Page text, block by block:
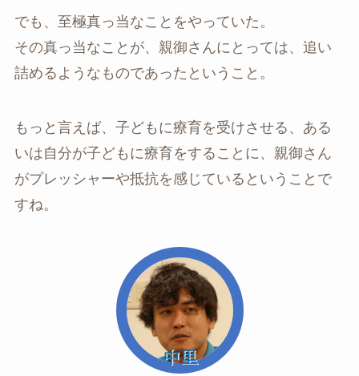
でも、至極真っ当なことをやっていた。
その真っ当なことが、親御さんにとっては、追い
詰めるようなものであったということ。
もっと言えば、子どもに療育を受けさせる、ある
いは自分が子どもに療育をすることに、親御さん
がプレッシャーや抵抗を感じているということで
すね。